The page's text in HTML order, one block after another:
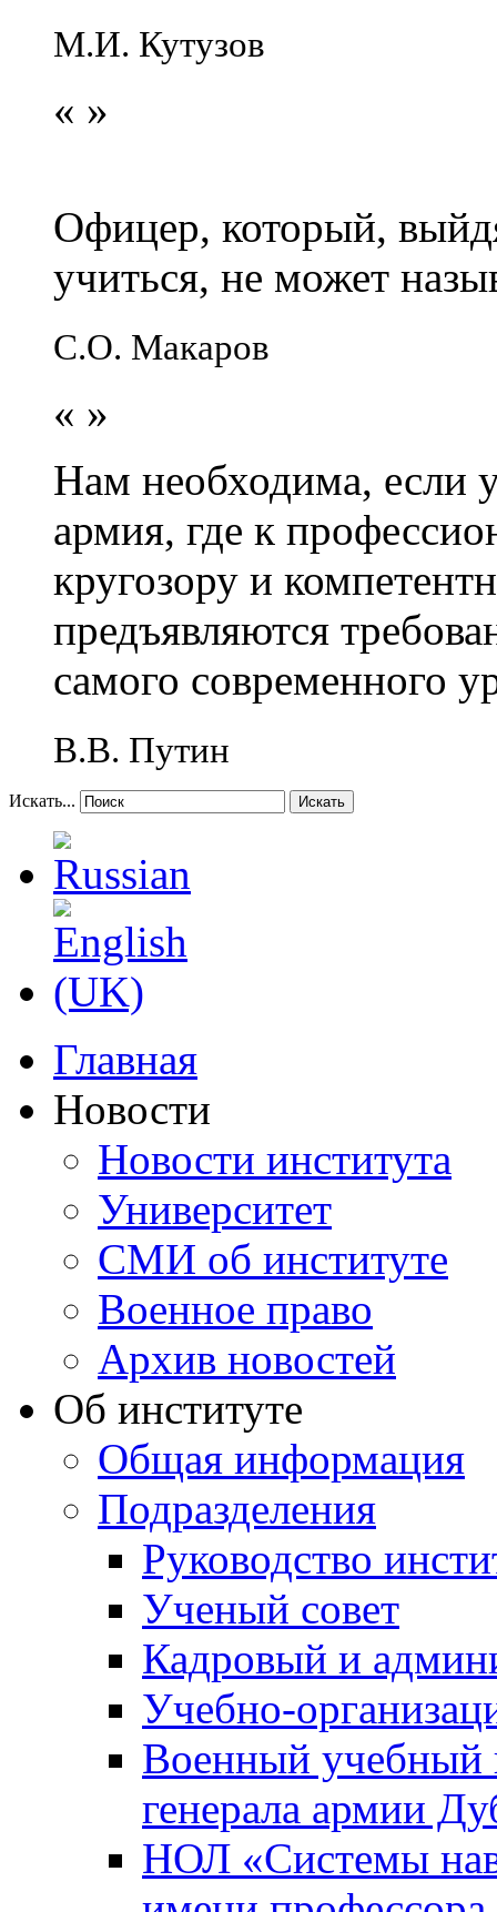
М.И. Кутузов
« »
Офицер, который,
учиться, не может
С.О. Макаров
« »
Нам необходима, если
армия, где к
кругозору и
предъявляются
самого современного
В.В. Путин
Искать... Искать
Главная
Новости
Новости института
Университет
СМИ об институте
Военное право
Архив новостей
Об институте
Общая информация
Подразделения
Руководство
Ученый совет
Кадровый и
Учебно-
Военный учебный
генерала армии
НОЛ «Системы